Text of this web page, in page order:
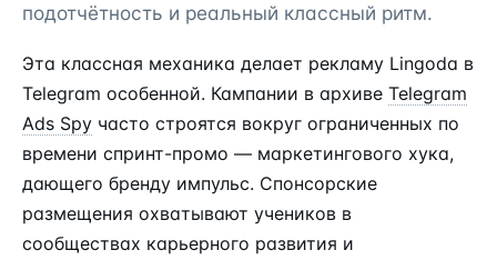
подотчётность и реальный классный ритм.
Эта классная механика делает рекламу Lingoda в
Telegram особенной. Кампании в архиве Telegram
Ads Spy часто строятся вокруг ограниченных по
времени спринт-промо — маркетингового хука,
дающего бренду импульс. Спонсорские
размещения охватывают учеников в
сообществах карьерного развития и